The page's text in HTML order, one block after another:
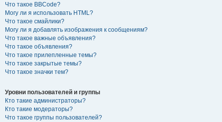
Что такое BBCode?
Могу ли я использовать HTML?
Что такое смайлики?
Могу ли я добавлять изображения к сообщениям?
Что такое важные объявления?
Что такое объявления?
Что такое прилепленные темы?
Что такое закрытые темы?
Что такое значки тем?
Уровни пользователей и группы
Кто такие администраторы?
Кто такие модераторы?
Что такое группы пользователей?